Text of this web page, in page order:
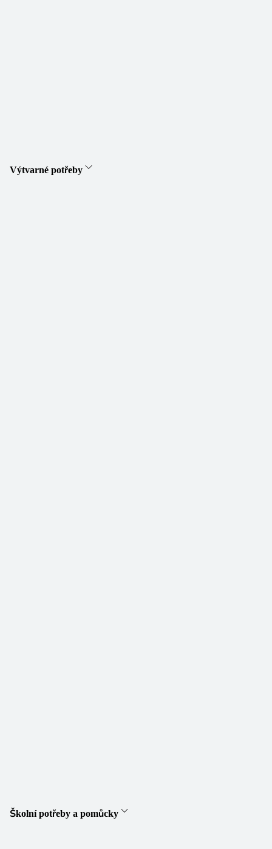
Výtvarné potřeby
Školní potřeby a pomůcky